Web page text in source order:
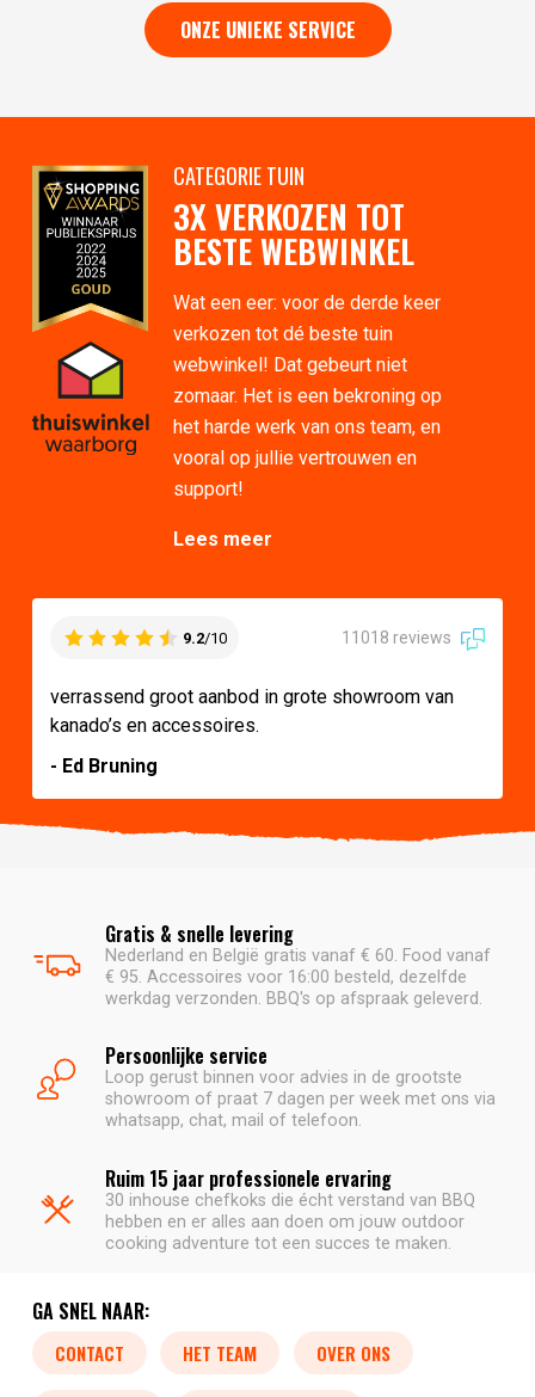
ONZE UNIEKE SERVICE
CATEGORIE TUIN
3X VERKOZEN TOT
BESTE WEBWINKEL
Wat een eer: voor de derde keer
verkozen tot dé beste tuin
webwinkel! Dat gebeurt niet
zomaar. Het is een bekroning op
het harde werk van ons team, en
vooral op jullie vertrouwen en
support!
Lees meer
9.2/10 11018 reviews
verrassend groot aanbod in grote showroom van
kanado’s en accessoires.
- Ed Bruning
Gratis & snelle levering
Nederland en België gratis vanaf € 60. Food vanaf
€ 95. Accessoires voor 16:00 besteld, dezelfde
werkdag verzonden. BBQ's op afspraak geleverd.
Persoonlijke service
Loop gerust binnen voor advies in de grootste
showroom of praat 7 dagen per week met ons via
whatsapp, chat, mail of telefoon.
Ruim 15 jaar professionele ervaring
30 inhouse chefkoks die écht verstand van BBQ
hebben en er alles aan doen om jouw outdoor
cooking adventure tot een succes te maken.
GA SNEL NAAR:
CONTACT HET TEAM OVER ONS